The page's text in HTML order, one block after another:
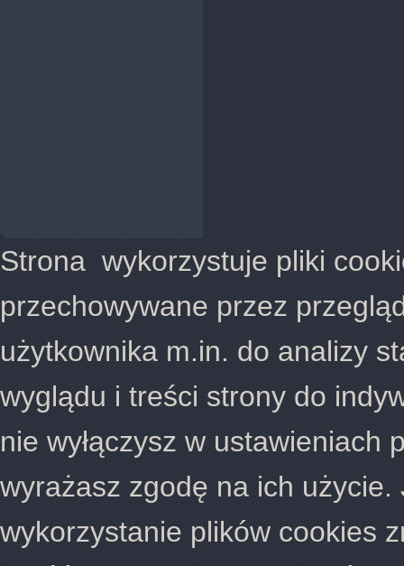
Strona wykorzystuje pliki
przechowywane przez
użytkownika m.in. do analizy
wyglądu i treści strony do
nie wyłączysz w ustawieniach
wyrażasz zgodę na ich
wykorzystanie plików cookies